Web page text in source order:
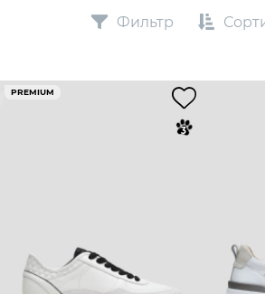
Фильтр
PREMIUM